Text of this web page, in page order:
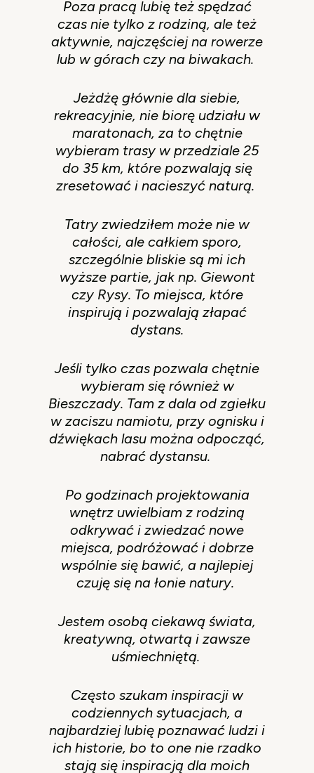
Poza pracą lubię też spędzać
czas nie tylko z rodziną, ale też
aktywnie, najczęściej na rowerze
lub w górach czy na biwakach.
Jeżdżę głównie dla siebie,
rekreacyjnie, nie biorę udziału w
maratonach, za to chętnie
wybieram trasy w przedziale 25
do 35 km, które pozwalają się
zresetować i nacieszyć naturą.
Tatry zwiedziłem może nie w
całości, ale całkiem sporo,
szczególnie bliskie są mi ich
wyższe partie, jak np. Giewont
czy Rysy. To miejsca, które
inspirują i pozwalają złapać
dystans.
Jeśli tylko czas pozwala chętnie
wybieram się również w
Bieszczady. Tam z dala od zgiełku
w zaciszu namiotu, przy ognisku i
dźwiękach lasu można odpocząć,
nabrać dystansu.
Po godzinach projektowania
wnętrz uwielbiam z rodziną
odkrywać i zwiedzać nowe
miejsca, podróżować i dobrze
wspólnie się bawić, a najlepiej
czuję się na łonie natury.
Jestem osobą ciekawą świata,
kreatywną, otwartą i zawsze
uśmiechniętą.
Często szukam inspiracji w
codziennych sytuacjach, a
najbardziej lubię poznawać ludzi i
ich historie, bo to one nie rzadko
stają się inspiracją dla moich